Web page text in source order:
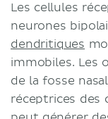
Les cellules
neurones
dendritiques
immobiles. Les
de la fosse
réceptrices des